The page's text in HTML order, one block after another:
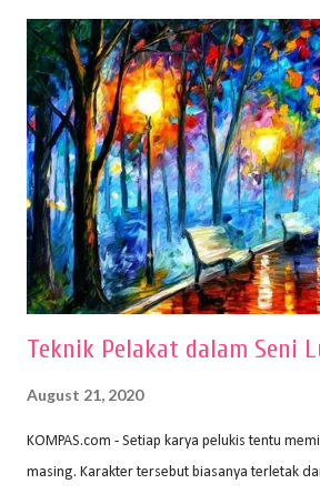
memiliki spesifikasi berbeda sesuai jenisnya.
menggambar bentuk: 1. Kertas Gambar
membutuhkan kertas yang baik agar proses
nyaman dan maksimal. Bahan kertas yang
adalah tidak mudah sobek, mengingat
proses menggores dan menghapus. Kertas
ideal digunakan untuk menggambar. Dalam
menggunakan pen...
Teknik Pelakat dalam Seni
August 21, 2020
KOMPAS.com - Setiap karya pelukis tentu
masing. Karakter tersebut biasanya terletak